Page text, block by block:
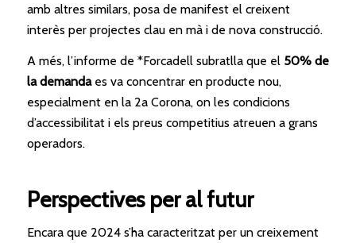
amb altres similars, posa de manifest el creixent
interès per projectes clau en mà i de nova construcció.
A més, l’informe de *Forcadell subratlla que el 50% de
la demandaes va concentrar en producte nou,
especialment en la 2a Corona, on les condicions
d’accessibilitat i els preus competitius atreuen a grans
operadors.
Perspectives per al futur
Encara que 2024 s’ha caracteritzat per un creixement